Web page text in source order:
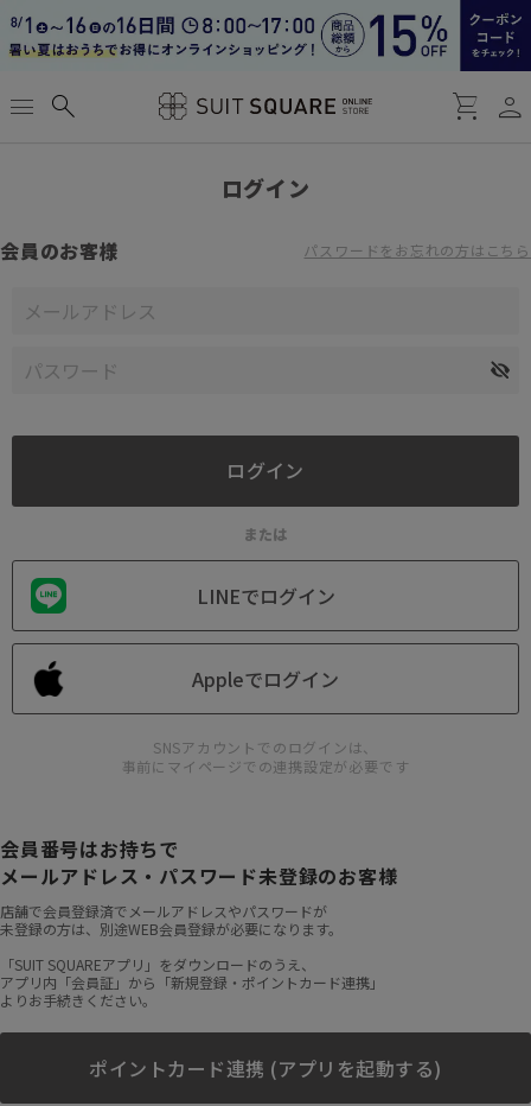
menu search shopping_cart person
ログイン
会員のお客様 パスワードをお忘れの方はこちら
または
LINEでログイン
Appleでログイン
SNSアカウントでのログインは、
事前にマイページでの連携設定が必要です
会員番号はお持ちで
メールアドレス・パスワード未登録のお客様
店舗で会員登録済でメールアドレスやパスワードが
未登録の方は、別途WEB会員登録が必要になります。
「SUIT SQUAREアプリ」をダウンロードのうえ、
アプリ内「会員証」から「新規登録・ポイントカード連携」
よりお手続きください。
ポイントカード連携 (アプリを起動する)